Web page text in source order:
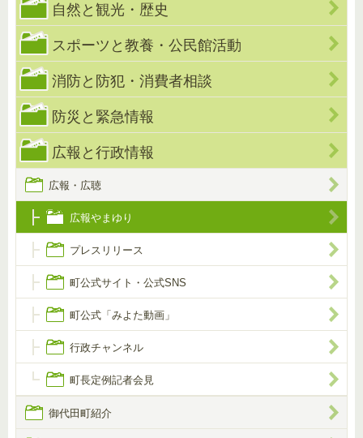
自然と観光・歴史
スポーツと教養・公民館活動
消防と防犯・消費者相談
防災と緊急情報
広報と行政情報
広報・広聴
広報やまゆり
プレスリリース
町公式サイト・公式SNS
町公式「みよた動画」
行政チャンネル
町長定例記者会見
御代田町紹介